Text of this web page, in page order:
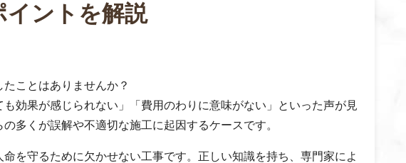
イントを解説
たことはありませんか？
効果が感じられない」「費用のわりに意味がない」といった声が見
多くが誤解や不適切な施工に起因するケースです。
を守るために欠かせない工事です。正しい知識を持ち、専門家によ